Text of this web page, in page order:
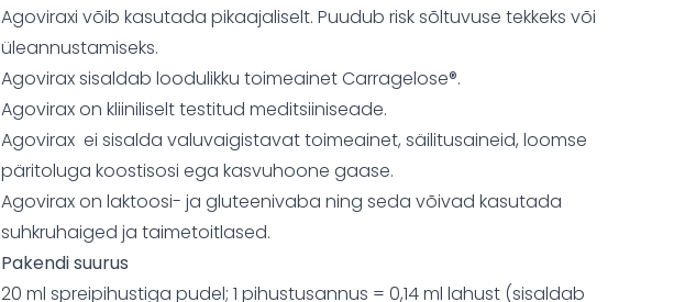
Agoviraxi võib kasutada pikaajaliselt. Puudub risk sõltuvuse tekkeks või
üleannustamiseks.
Agovirax sisaldab loodulikku toimeainet Carragelose®.
Agovirax on kliiniliselt testitud meditsiiniseade.
Agovirax ei sisalda valuvaigistavat toimeainet, säilitusaineid, loomse
päritoluga koostisosi ega kasvuhoone gaase.
Agovirax on laktoosi- ja gluteenivaba ning seda võivad kasutada
suhkruhaiged ja taimetoitlased.
Pakendi suurus
20 ml spreipihustiga pudel; 1 pihustusannus = 0,14 ml lahust (sisaldab